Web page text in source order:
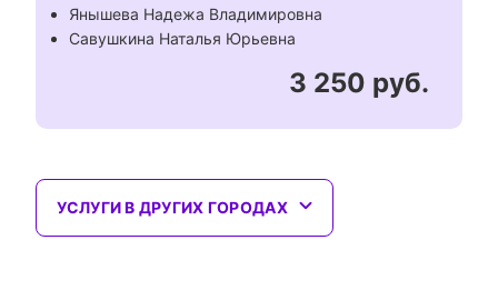
Янышева Надежа Владимировна
Савушкина Наталья Юрьевна
3 250 руб.
УСЛУГИ В ДРУГИХ ГОРОДАХ